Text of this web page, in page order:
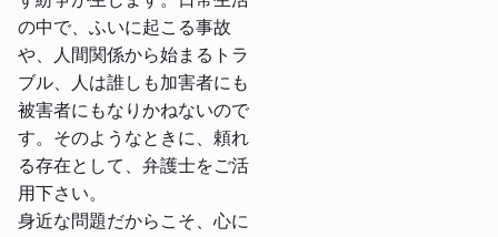
の中で、ふいに起こる事故
や、人間関係から始まるトラ
ブル、人は誰しも加害者にも
被害者にもなりかねないので
す。そのようなときに、頼れ
る存在として、弁護士をご活
用下さい。
身近な問題だからこそ、心に